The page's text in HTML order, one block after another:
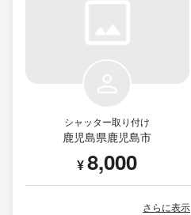
シャッター取り付け
鹿児島県鹿児島市
¥8,000
さらに表示